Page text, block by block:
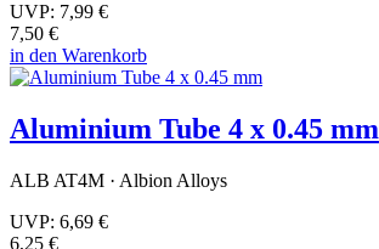
UVP: 7,99 €
7,50 €
in den Warenkorb
Aluminium Tube 4 x 0.45 mm
ALB AT4M · Albion Alloys
UVP: 6,69 €
6,25 €